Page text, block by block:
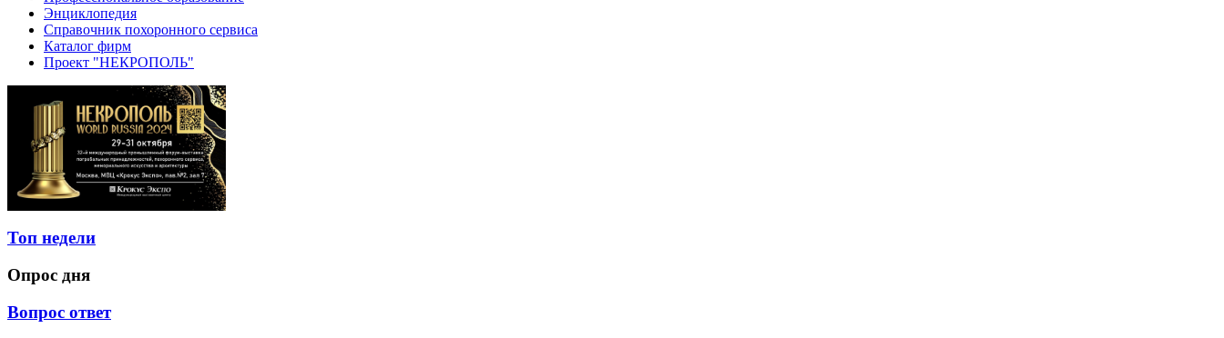
Энциклопедия
Справочник похоронного сервиса
Каталог фирм
Проект "НЕКРОПОЛЬ"
Топ недели
Опрос дня
Вопрос ответ